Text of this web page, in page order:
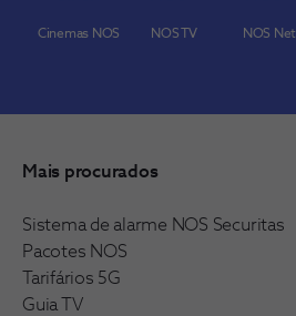
Cinemas NOS NOS TV NOS Net
Mais procurados
Sistema de alarme NOS Securitas
Pacotes NOS
Tarifários 5G
Guia TV